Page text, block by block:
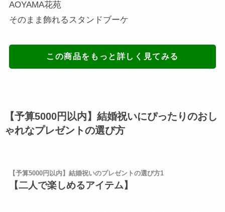
AOYAMA花苑
そのまま飾れるスタンドブーケ
この商品をもっと詳しく見てみる
【予算5000円以内】結婚祝いにぴったりのおし
ゃれなプレゼントの選び方
【予算5000円以内】結婚祝いのプレゼントの選び方1
【二人で楽しめるアイテム】